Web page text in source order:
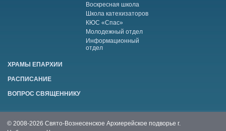
Воскресная школа
Школа катехизаторов
КЮС «Спас»
Молодежный отдел
Информационный
отдел
ХРАМЫ ЕПАРХИИ
РАСПИСАНИЕ
ВОПРОС СВЯЩЕННИКУ
© 2008-2026 Свято-Вознесенское Архиерейское подворье г.